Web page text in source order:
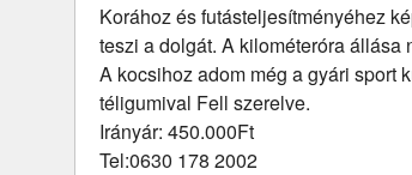
Korához és futásteljesítményéhez
teszi a dolgát. A kilométeróra állása
A kocsihoz adom még a gyári sport
téligumival Fell szerelve.
Irányár: 450.000Ft
Tel:0630 178 2002